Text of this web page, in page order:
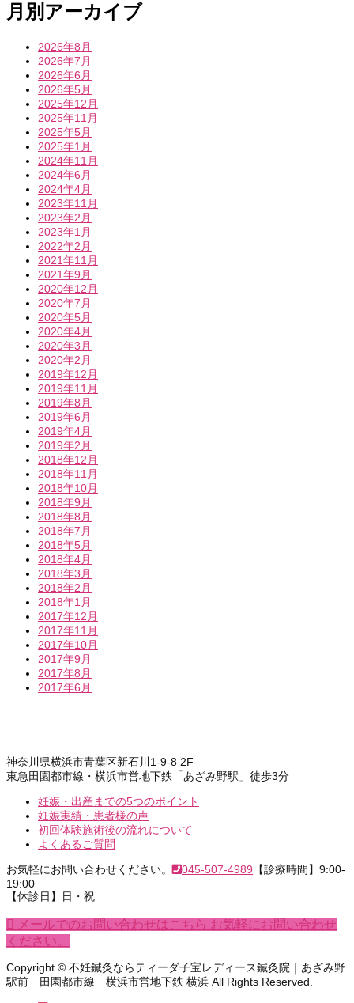
月別アーカイブ
2026年8月
2026年7月
2026年6月
2026年5月
2025年12月
2025年11月
2025年5月
2025年1月
2024年11月
2024年6月
2024年4月
2023年11月
2023年2月
2023年1月
2022年2月
2021年11月
2021年9月
2020年12月
2020年7月
2020年5月
2020年4月
2020年3月
2020年2月
2019年12月
2019年11月
2019年8月
2019年6月
2019年4月
2019年2月
2018年12月
2018年11月
2018年10月
2018年9月
2018年8月
2018年7月
2018年5月
2018年4月
2018年3月
2018年2月
2018年1月
2017年12月
2017年11月
2017年10月
2017年9月
2017年8月
2017年6月
神奈川県横浜市青葉区新石川1-9-8 2F
東急田園都市線・横浜市営地下鉄「あざみ野駅」徒歩3分
妊娠・出産までの5つのポイント
妊娠実績・患者様の声
初回体験施術後の流れについて
よくあるご質問
お気軽にお問い合わせください。
045-507-4989 【診療時間】9:00-
19:00
【休診日】日・祝
メールでのお問い合わせはこちら お気軽にお問い合わせ
ください。
Copyright © 不妊鍼灸ならティーダ子宝レディース鍼灸院｜あざみ野
駅前 田園都市線 横浜市営地下鉄 横浜 All Rights Reserved.